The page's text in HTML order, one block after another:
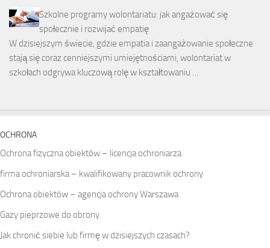
Szkolne programy wolontariatu: jak angażować się
społecznie i rozwijać empatię
W dzisiejszym świecie, gdzie empatia i zaangażowanie społeczne
stają się coraz cenniejszymi umiejętnościami, wolontariat w
szkołach odgrywa kluczową rolę w kształtowaniu …
OCHRONA
Ochrona fizyczna obiektów – licencja ochroniarza
firma ochroniarska – kwalifikowany pracownik ochrony
Ochrona obiektów – agencja ochrony Warszawa
Gazy pieprzowe do obrony.
Jak chronić siebie lub firmę w dzisiejszych czasach?